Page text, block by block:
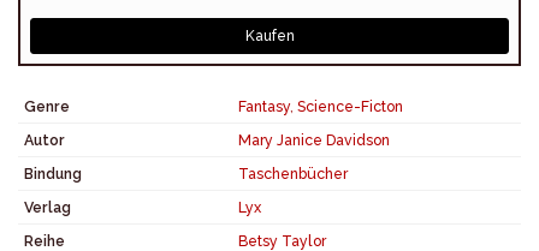
Kaufen
Genre Fantasy, Science-Ficton
Autor
Mary Janice Davidson
Bindung
Taschenbücher
Verlag
Lyx
Reihe
Betsy Taylor